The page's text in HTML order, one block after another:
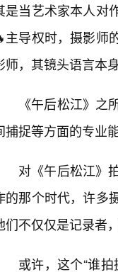
是当艺术家本人对
主导权时，摄影师
师，其镜头语言本
《午后松江》
捕捉等方面的专业能
对《午后松江》
的那个时代，许多
们不仅仅是记录者
或许，这个“谁